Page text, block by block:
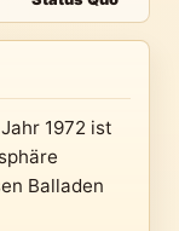
1972 ist
Balladen